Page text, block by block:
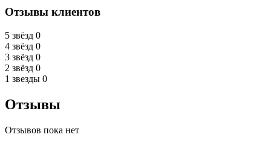
Отзывы клиентов
5 звёзд 0
4 звёзд 0
3 звёзд 0
2 звёзд 0
1 звезды 0
Отзывы
Отзывов пока нет